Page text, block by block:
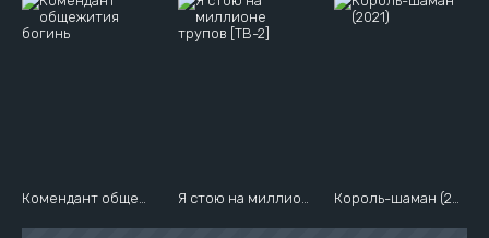
Комендант общежития богинь Я стою на миллионе трупов [ТВ-2] Король-шаман (2021)